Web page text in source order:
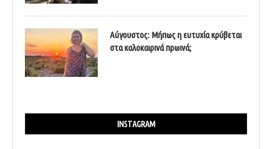
Αύγουστος: Μήπως η ευτυχία κρύβεται
στα καλοκαιρινά πρωινά;
INSTAGRAM